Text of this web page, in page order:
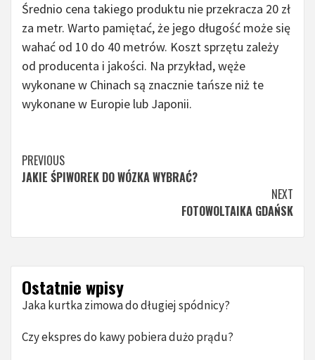
Średnio cena takiego produktu nie przekracza 20 zł
za metr. Warto pamiętać, że jego długość może się
wahać od 10 do 40 metrów. Koszt sprzętu zależy
od producenta i jakości. Na przykład, węże
wykonane w Chinach są znacznie tańsze niż te
wykonane w Europie lub Japonii.
Continue
Reading
PREVIOUS
JAKIE ŚPIWOREK DO WÓZKA WYBRAĆ?
NEXT
FOTOWOLTAIKA GDAŃSK
Ostatnie wpisy
Jaka kurtka zimowa do długiej spódnicy?
Czy ekspres do kawy pobiera dużo prądu?